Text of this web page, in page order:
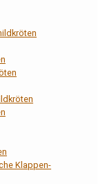
Klappen-